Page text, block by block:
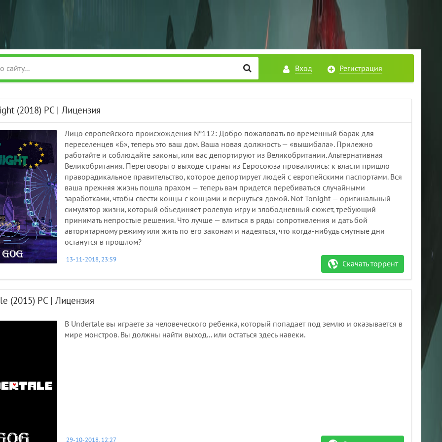
Вход Регистрация
(2018) PC | Лицензия
Лицо европейского происхождения №112: Добро пожаловать во временный барак для
переселенцев «Б», теперь это ваш дом. Ваша новая должность — «вышибала». Прилежно
работайте и соблюдайте законы, или вас депортируют из Великобритании. Альтернативная
Великобритания. Переговоры о выходе страны из Евросоюза провалились: к власти пришло
праворадикальное правительство, которое депортирует людей с европейскими паспортами. Вся
ваша прежняя жизнь пошла прахом — теперь вам придется перебиваться случайными
заработками, чтобы свести концы с концами и вернуться домой. Not Tonight — оригинальный
симулятор жизни, который объединяет ролевую игру и злободневный сюжет, требующий
принимать непростые решения. Что лучше — влиться в ряды сопротивления и дать бой
авторитарному режиму или жить по его законам и надеяться, что когда-нибудь смутные дни
останутся в прошлом?
Скачать торрент
13-11-2018, 23:59
(2015) PC | Лицензия
В Undertale вы играете за человеческого ребенка, который попадает под землю и оказывается в
мире монстров. Вы должны найти выход... или остаться здесь навеки.
29-10-2018, 12:27